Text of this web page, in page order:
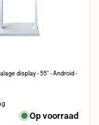
display - 55" - Android -
Op voorraad